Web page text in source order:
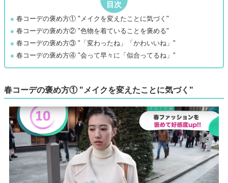
目次
● 春コーデの褒め方① "メイクを変えたことに気づく"
● 春コーデの褒め方② "色物を着ていることを褒める"
● 春コーデの褒め方③ "「変わったね」「かわいいね」"
● 春コーデの褒め方④ "会って早々に「似合ってるね」"
春コーデの褒め方① "メイクを変えたことに気づく"